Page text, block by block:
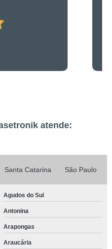
atende:
Santa Catarina São Paulo
Agudos do Sul
Antonina
Arapongas
Araucária